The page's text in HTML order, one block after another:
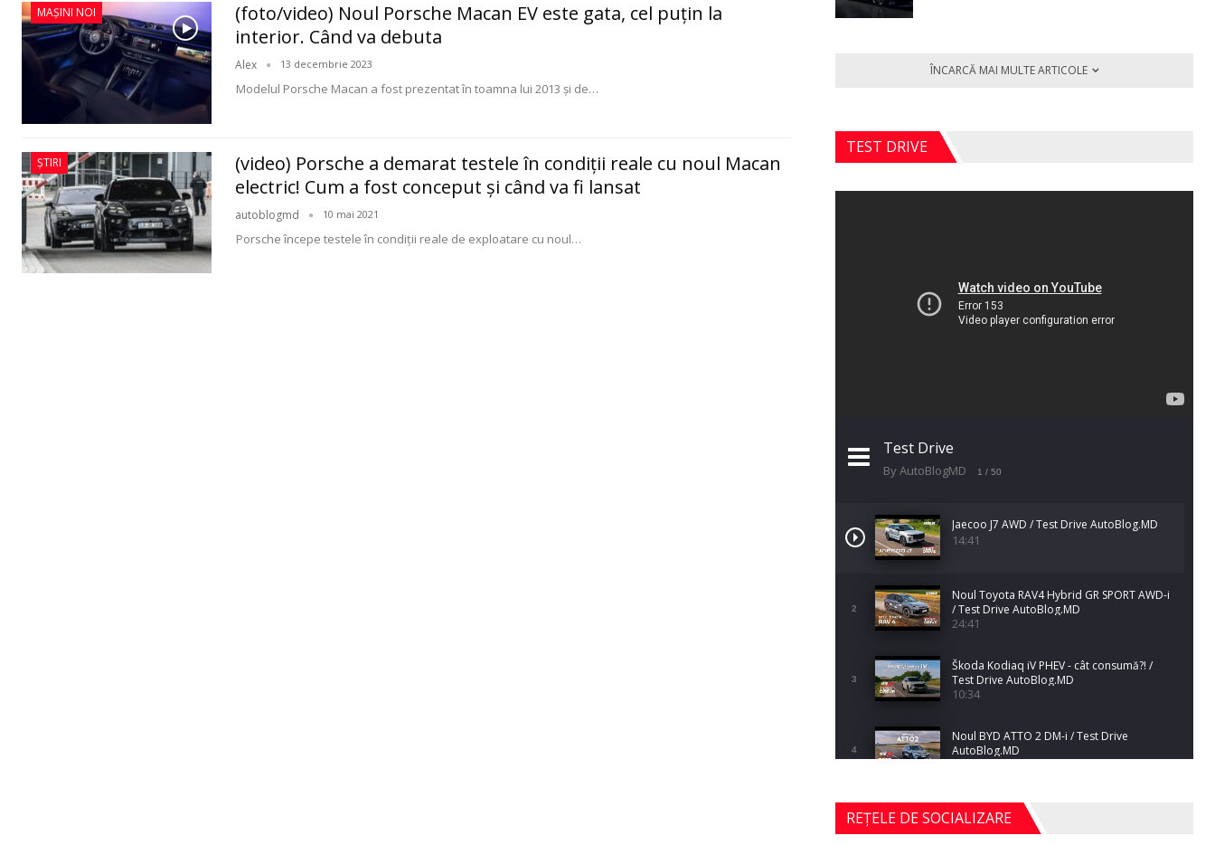
MAȘINI NOI
(foto/video) Noul Porsche Macan EV este gata, cel puțin la
interior. Când va debuta
Alex 13 decembrie 2023
Modelul Porsche Macan a fost prezentat în toamna lui 2013 și de…
ȘTIRI
(video) Porsche a demarat testele în condiţii reale cu noul Macan
electric! Cum a fost conceput şi când va fi lansat
autoblogmd 10 mai 2021
Porsche începe testele în condiţii reale de exploatare cu noul…
ÎNCARCĂ MAI MULTE ARTICOLE
TEST DRIVE
Test Drive
By AutoBlogMD 1 / 50
Jaecoo J7 AWD / Test Drive AutoBlog.MD
14:41
2
Noul Toyota RAV4 Hybrid GR SPORT AWD-i
/ Test Drive AutoBlog.MD
24:41
3
Škoda Kodiaq iV PHEV - cât consumă?! /
Test Drive AutoBlog.MD
10:34
4
Noul BYD ATTO 2 DM-i / Test Drive
AutoBlog.MD
5
Noul Mercedes-Benz S-Class facelift (S 580
4MATIC V223) / Test Drive AutoBlog.MD
27:33
REȚELE DE SOCIALIZARE